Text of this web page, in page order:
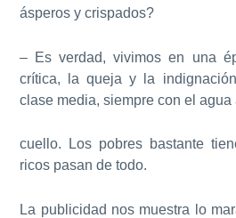
ásperos y crispados?
– Es verdad, vivimos en una
crítica, la queja y la
clase media, siempre con el agua
cuello. Los pobres bastante
ricos pasan de todo.
La publicidad nos muestra lo